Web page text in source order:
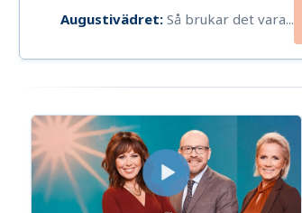
Augustivädret: Så brukar det vara...